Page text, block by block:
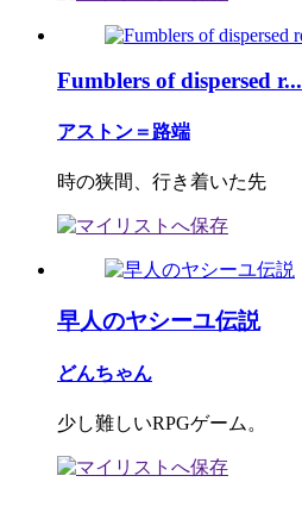
Fumblers of dispersed r...
アストン＝路端
時の狭間、行き着いた先
早人のヤシーユ伝説
どんちゃん
少し難しいRPGゲーム。